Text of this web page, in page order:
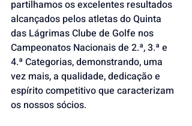
partilhamos os excelentes resultados
alcançados pelos atletas do Quinta
das Lágrimas Clube de Golfe nos
Campeonatos Nacionais de 2.ª, 3.ª e
4.ª Categorias, demonstrando, uma
vez mais, a qualidade, dedicação e
espírito competitivo que caracterizam
os nossos sócios.